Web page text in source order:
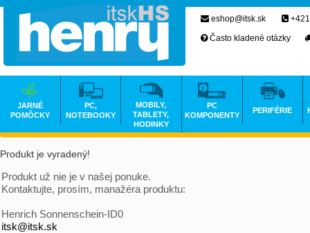
Produkt je vyradený!
Produkt už nie je v našej ponuke.
Kontaktujte, prosím, manažéra produktu:
Henrich Sonnenschein-ID0
itsk@itsk.sk
eshop@itsk.sk
Často kladené otázky
JARNÉ
POMÔCKY
PC,
NOTEBOOKY
MOBILY,
TABLETY,
HODINKY
PC
KOMPONENTY
PERIFÉRIE